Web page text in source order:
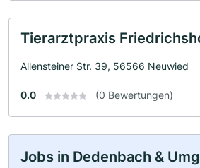
Tierarztpraxis
Allensteiner Str. 39, 56566 Neuwied
0.0 (0 Bewertungen)
Jobs in Dedenbach &